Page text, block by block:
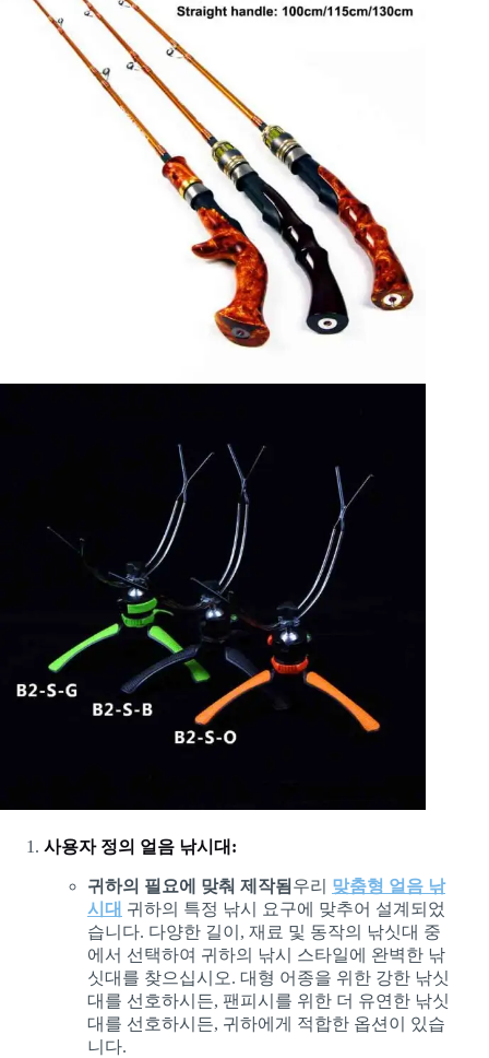
사용자 정의 얼음 낚시대:
귀하의 필요에 맞춰 제작됨 우리 맞춤형 얼음 낚
시대 귀하의 특정 낚시 요구에 맞추어 설계되었
습니다. 다양한 길이, 재료 및 동작의 낚싯대 중
에서 선택하여 귀하의 낚시 스타일에 완벽한 낚
싯대를 찾으십시오. 대형 어종을 위한 강한 낚싯
대를 선호하시든, 팬피시를 위한 더 유연한 낚싯
대를 선호하시든, 귀하에게 적합한 옵션이 있습
니다.